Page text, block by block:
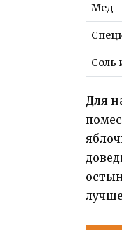
Мед
Соль
Для